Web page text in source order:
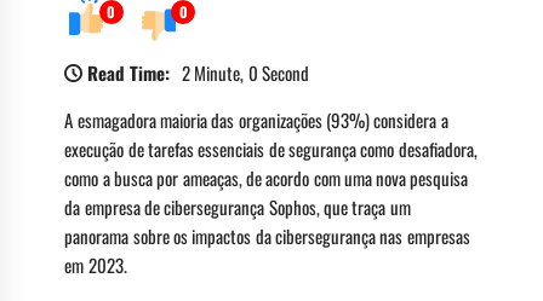
0 0
Read Time: 2 Minute, 0 Second
A esmagadora maioria das organizações (93%) considera a
execução de tarefas essenciais de segurança como desafiadora,
como a busca por ameaças, de acordo com uma nova pesquisa
da empresa de cibersegurança Sophos, que traça um
panorama sobre os impactos da cibersegurança nas empresas
em 2023.